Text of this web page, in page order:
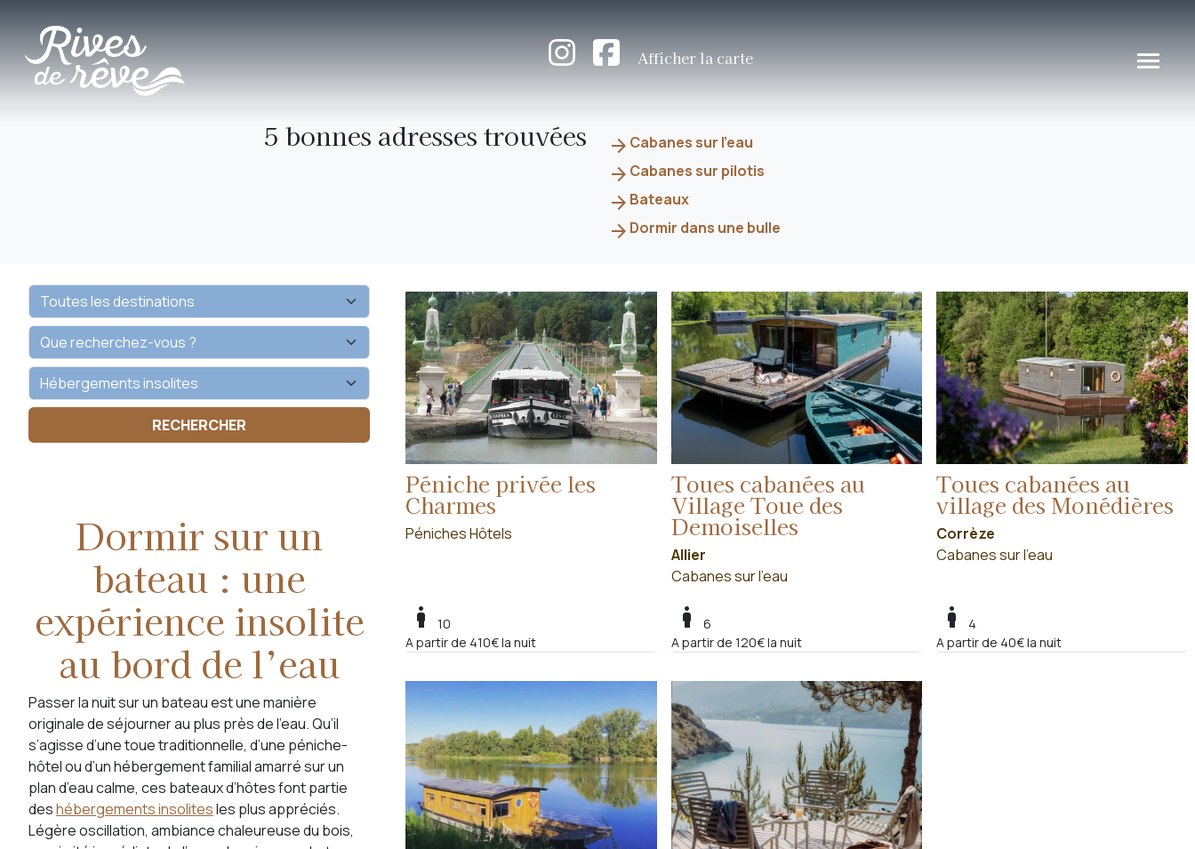
Afficher la carte
5 bonnes adresses trouvées arrow_forward Cabanes sur l'eau
arrow_forward Cabanes sur pilotis
arrow_forward Bateaux
arrow_forward Dormir dans une bulle
Dormir sur un
bateau : une
expérience insolite
au bord de l’eau
Passer la nuit sur un bateau est une manière
originale de séjourner au plus près de l’eau. Qu’il
s’agisse d’une toue traditionnelle, d’une péniche-
hôtel ou d’un hébergement familial amarré sur un
plan d’eau calme, ces bateaux d’hôtes font partie
deshébergements insolitesles plus appréciés.
Légère oscillation, ambiance chaleureuse du bois,
Péniche privée les
Charmes
Péniches Hôtels
boy
10
A partir de 410€ la nuit
Toues cabanées au
Village Toue des
Demoiselles
Allier
Cabanes sur l'eau
boy
6
A partir de 120€ la nuit
Toues cabanées au
village des Monédières
Corrèze
Cabanes sur l'eau
boy
4
A partir de 40€ la nuit